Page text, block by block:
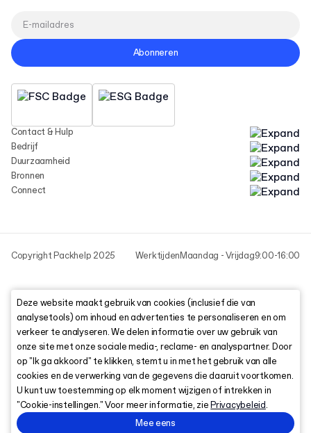
Contact & Hulp
Bedrijf
Duurzaamheid
Bronnen
Connect
Abonneren
Copyright Packhelp 2025 WerktijdenMaandag - Vrijdag9:00-16:00
Deze website maakt gebruik van cookies (inclusief die van
analysetools) om inhoud en advertenties te personaliseren en om
verkeer te analyseren. We delen informatie over uw gebruik van
onze site met onze sociale media-, reclame- en analyspartner. Door
op "Ik ga akkoord" te klikken, stemt u in met het gebruik van alle
cookies en de verwerking van de gegevens die daaruit voortkomen.
U kunt uw toestemming op elk moment wijzigen of intrekken in
"Cookie-instellingen." Voor meer informatie, ziePrivacybeleid.
Mee eens